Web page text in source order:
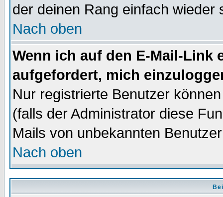
der deinen Rang einfach wieder
Nach oben
Wenn ich auf den E-Mail-Link
aufgefordert, mich
Nur registrierte Benutzer
(falls der Administrator diese
Mails von unbekannten
Nach oben